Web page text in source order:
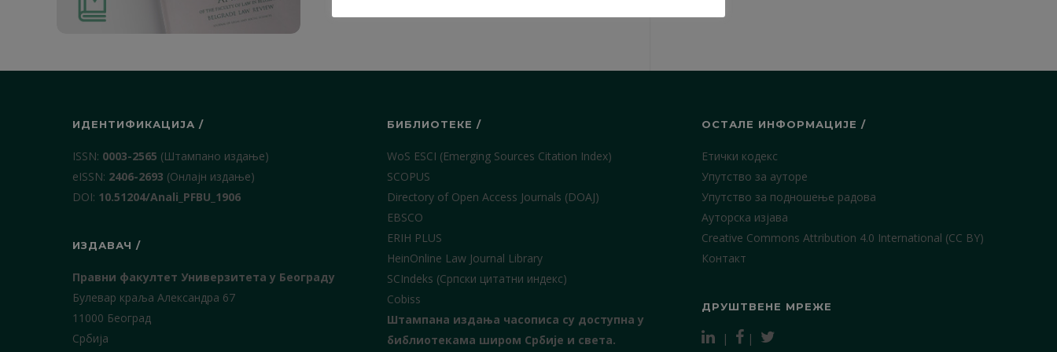
ИДЕНТИФИКАЦИЈА /
ISSN: 0003-2565 (Штампано издање)
еISSN: 2406-2693 (Онлајн издање)
DOI: 10.51204/Anali_PFBU_1906
ИЗДАВАЧ /
Правни факултет Универзитета у Београду
Булевар краља Александра 67
11000 Београд
Србија
БИБЛИОТЕКЕ /
WoS ESCI (Emerging Sources Citation Index)
SCOPUS
Directory of Open Access Journals (DOAJ)
EBSCO
ERIH PLUS
HeinOnline Law Journal Library
SCIndeks (Српски цитатни индекс)
Cobiss
Штампана издања часописа су доступна у
библиотекама широм Србије и света.
ОСТАЛЕ ИНФОРМАЦИЈЕ /
Етички кодекс
Упутство за ауторе
Упутство за подношење радова
Ауторска изјава
Creative Commons Attribution 4.0 International (CC BY)
Контакт
ДРУШТВЕНЕ МРЕЖЕ
| |